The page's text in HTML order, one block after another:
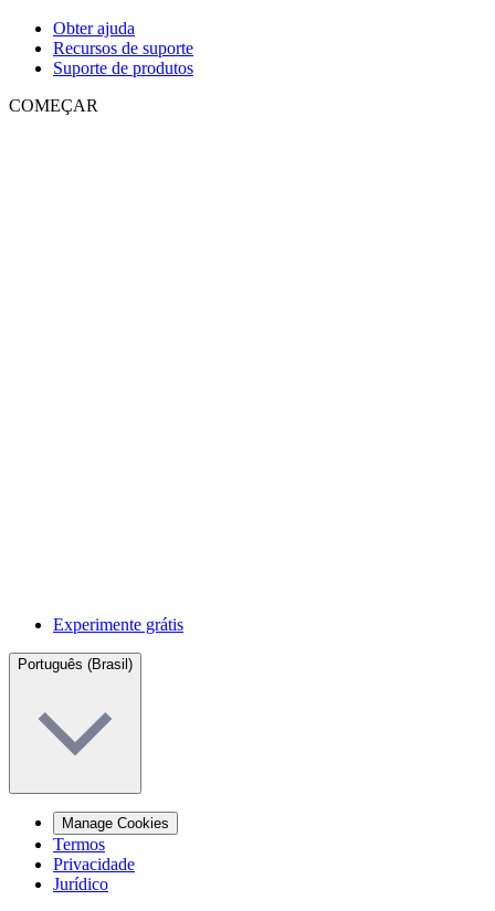
Obter ajuda
Recursos de suporte
Suporte de produtos
COMEÇAR
Experimente grátis
Português (Brasil)
Manage Cookies
Termos
Privacidade
Jurídico